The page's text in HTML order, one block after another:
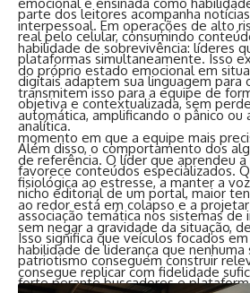
parte dos leitores acompanha
real pelo celular, consumindo
plataformas simultaneamente. Isso
digitais adaptem sua linguagem para
objetiva e contextualizada, sem
analítica.
Além disso, o comportamento dos
favorece conteúdos especializados.
nicho editorial de um portal, maior
associação temática nos sistemas de
Isso significa que veículos focados
patriotismo conseguem construir
forte perante buscadores e
emocional é ensinada como
interpessoal. Em operações de alto
habilidade de sobrevivência: líderes
do próprio estado emocional em
transmitem isso para a equipe de
automática, amplificando o pânico ou
momento em que a equipe mais
de referência. O líder que aprendeu
fisiológica ao estresse, a manter a
ao redor está em colapso e a
sem negar a gravidade da situação,
habilidade de liderança que
consegue replicar com fidelidade